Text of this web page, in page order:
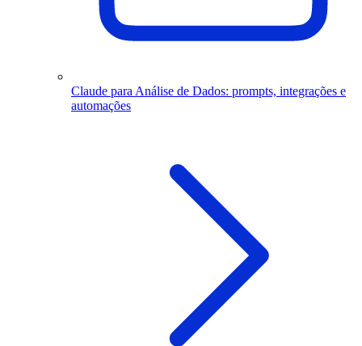
Claude para Análise de Dados: prompts, integrações e
automações